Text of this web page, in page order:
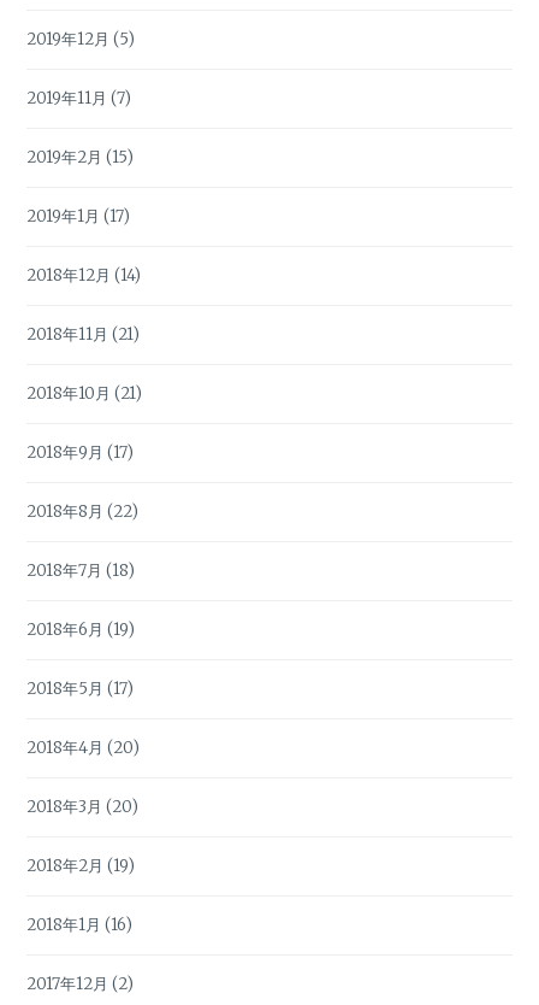
2019年12月 (5)
2019年11月 (7)
2019年2月 (15)
2019年1月 (17)
2018年12月 (14)
2018年11月 (21)
2018年10月 (21)
2018年9月 (17)
2018年8月 (22)
2018年7月 (18)
2018年6月 (19)
2018年5月 (17)
2018年4月 (20)
2018年3月 (20)
2018年2月 (19)
2018年1月 (16)
2017年12月 (2)